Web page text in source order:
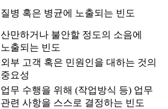
질병 혹은 병균에 노출되는 빈도
산만하거나 불안할 정도의 소음에
노출되는 빈도
외부 고객 혹은 민원인을 대하는 것의
중요성
업무 수행을 위해 (작업방식 등) 업무
관련 사항을 스스로 결정하는 빈도